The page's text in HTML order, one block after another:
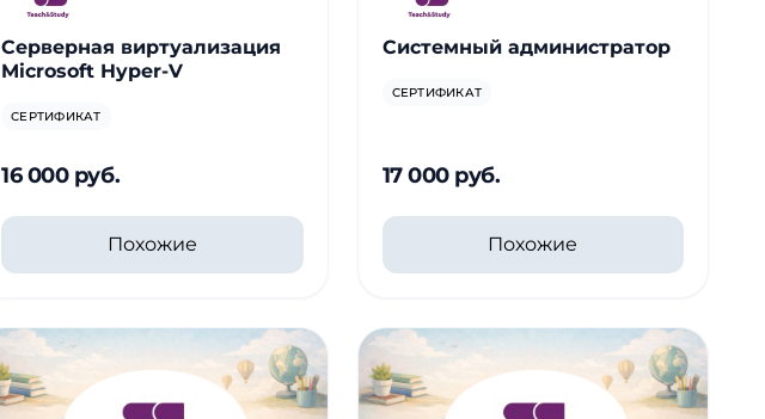
Серверная виртуализация
Microsoft Hyper-V
СЕРТИФИКАТ
16 000 руб.
Похожие
Системный администратор
СЕРТИФИКАТ
17 000 руб.
Похожие